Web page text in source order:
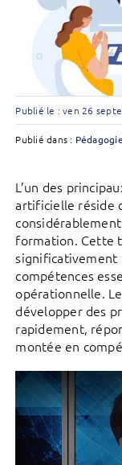
Publié le : ven 26
Publié dans : Pédagogie
L’un des
artificielle réside
formation. Cette
significativement
compétences
opérationnelle.
développer des
rapidement,
montée en